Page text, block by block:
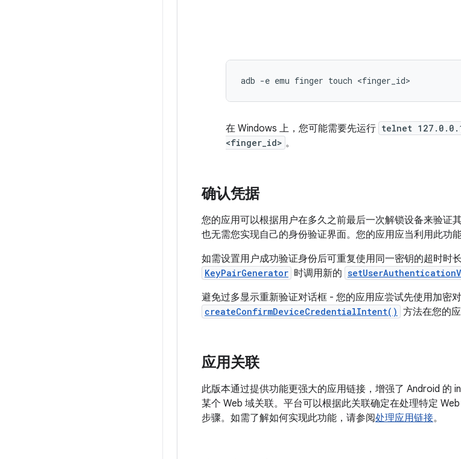
在 Windows 上，您可能需要先运行 telnet
<finger_id> 。
确认凭据
您的应用可以根据用户在多久之前最后一次解锁设备来验证
也无需您实现自己的身份验证界面。您的应用应当利用此功
如需设置用户成功验证身份后可重复使用同一密钥的超时时
KeyPairGenerator 时调用新的
避免过多显示重新验证对话框 - 您的应用应尝试先使用加密
createConfirmDeviceCredentialIntent() 方法在您的
应用关联
此版本通过提供功能更强大的应用链接，增强了 Android 的
某个 Web 域关联。平台可以根据此关联确定在处理特定
步骤。如需了解如何实现此功能，请参阅处理应用链接。